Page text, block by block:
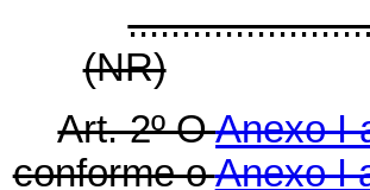
(NR)
Art. 2º OAnexo I
conforme oAnexo I